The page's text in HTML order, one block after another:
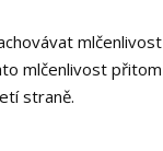
mlčenlivost
mlčenlivost přitom
straně.